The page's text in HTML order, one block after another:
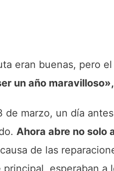
eran buenas, pero
un año
marzo, un día
Ahora abre no solo
de las
esperaban a